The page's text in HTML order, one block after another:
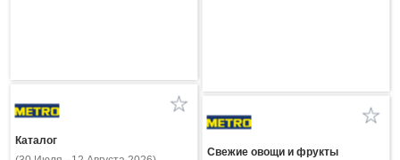
Каталог
Свежие овощи и фрукты